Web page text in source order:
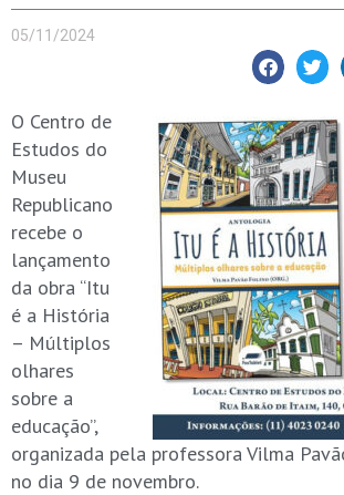
05/11/2024
O Centro de
Estudos do
Museu
Republicano
recebe o
lançamento
da obra “Itu
é a História
– Múltiplos
olhares
sobre a
educação”,
organizada pela professora Vilma
no dia 9 de novembro.